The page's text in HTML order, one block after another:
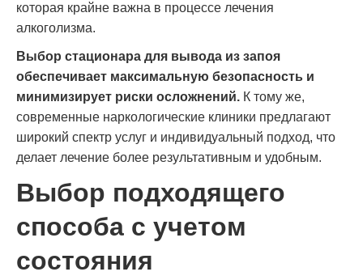
которая крайне важна в процессе лечения
алкоголизма.
Выбор стационара для вывода из запоя
обеспечивает максимальную безопасность и
минимизирует риски осложнений. К тому же,
современные наркологические клиники предлагают
широкий спектр услуг и индивидуальный подход, что
делает лечение более результативным и удобным.
Выбор подходящего
способа с учетом
состояния